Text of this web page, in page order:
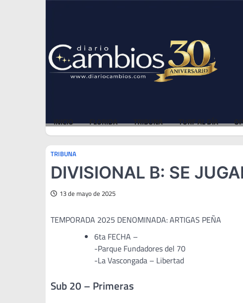
INICIO FLORIDA TRIBUNA TURF AL DÍA
TRIBUNA
DIVISIONAL B: SE
13 de mayo de 2025
TEMPORADA 2025 DENOMINADA: ARTIGAS PEÑA
6ta FECHA –
-Parque Fundadores del 70
-La Vascongada – Libertad
Sub 20 – Primeras